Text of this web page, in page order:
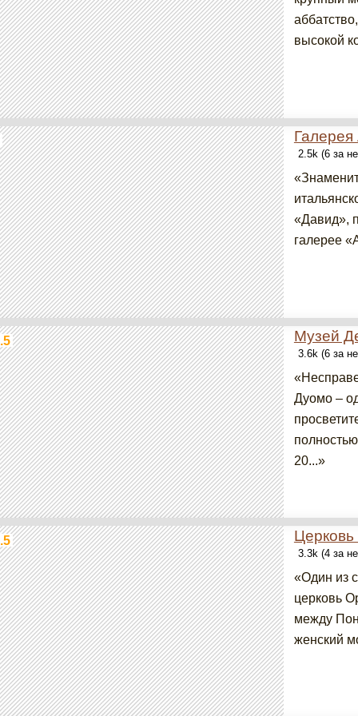
высокой
2.5k (6 за
«Давид»,
галерее
Музей
3.6k (6 за
Дуомо –
20...»
3.3k (4 за
«Один из
церковь
между
женский